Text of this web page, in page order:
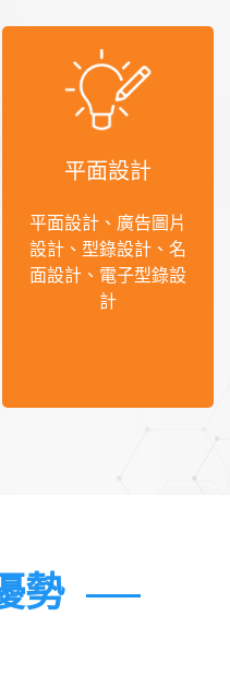
平面設計
平面設計、廣告圖片
設計、型錄設計、名
面設計、電子型錄設
計
勢